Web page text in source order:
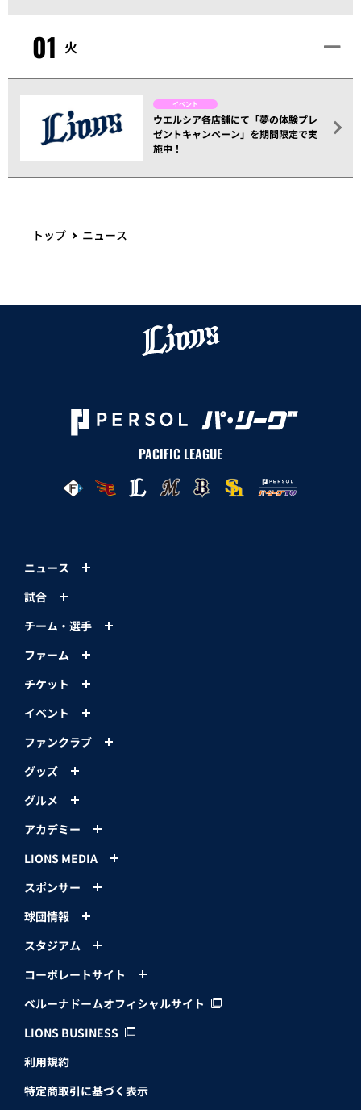
01 火
イベント
ウエルシア各店舗にて「夢の体験プレ
ゼントキャンペーン」を期間限定で実
施中！
トップ ニュース
PACIFIC LEAGUE
ニュース
試合
チーム・選手
ファーム
チケット
イベント
ファンクラブ
グッズ
グルメ
アカデミー
LIONS MEDIA
スポンサー
球団情報
スタジアム
コーポレートサイト
ベルーナドームオフィシャルサイト
LIONS BUSINESS
利用規約
特定商取引に基づく表示